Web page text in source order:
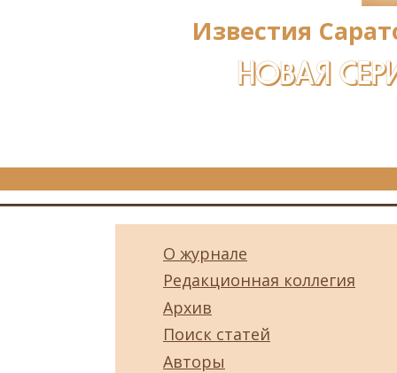
Известия
НОВАЯ
О журнале
Редакционная коллегия
Архив
Поиск статей
Авторы